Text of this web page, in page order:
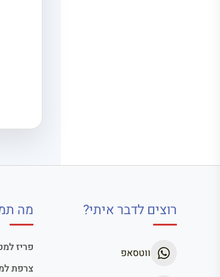
רוצים לדבר איתי?
ווטסאפ
מה
פריז
צרפת